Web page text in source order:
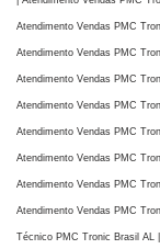
Atendimento Vendas PMC
Atendimento Vendas PMC
Atendimento Vendas PMC
Atendimento Vendas PMC
Atendimento Vendas PMC
Atendimento Vendas PMC
Atendimento Vendas PMC
Atendimento Vendas PMC
Técnico PMC Tronic Brasil AL